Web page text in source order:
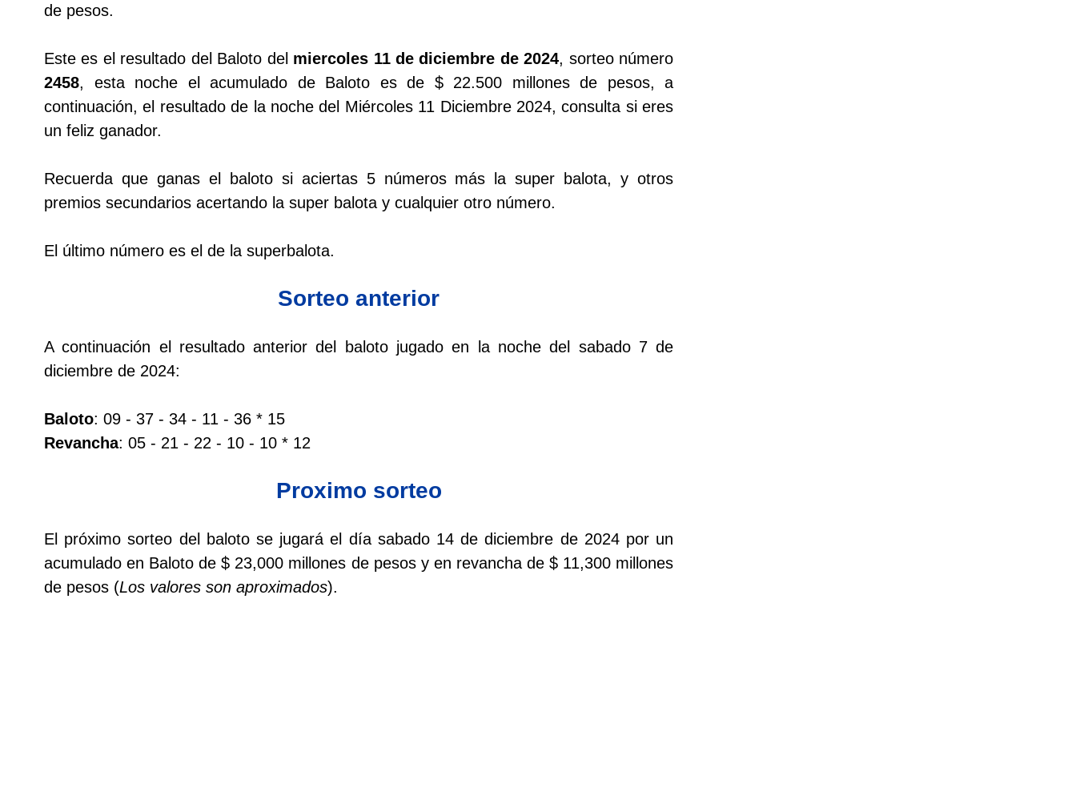
Culona noche
Dorado Mañana
Dorado Tarde
Motilon Tarde
Paisita 3
Pick 3 Día
de pesos.
Este es el resultado del Baloto del miercoles 11 de diciembre de 2024, sorteo número
2458, esta noche el acumulado de Baloto es de $ 22.500 millones de pesos, a
continuación, el resultado de la noche del Miércoles 11 Diciembre 2024, consulta si eres
un feliz ganador.
Recuerda que ganas el baloto si aciertas 5 números más la super balota, y otros
premios secundarios acertando la super balota y cualquier otro número.
El último número es el de la superbalota.
Sorteo anterior
A continuación el resultado anterior del baloto jugado en la noche del sabado 7 de
diciembre de 2024:
Baloto: 09 - 37 - 34 - 11 - 36 * 15
Revancha: 05 - 21 - 22 - 10 - 10 * 12
Proximo sorteo
El próximo sorteo del baloto se jugará el día sabado 14 de diciembre de 2024 por un
acumulado en Baloto de $ 23,000 millones de pesos y en revancha de $ 11,300 millones
de pesos (Los valores son aproximados).